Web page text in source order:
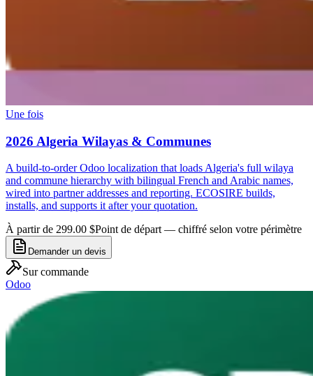
Une fois
2026 Algeria Wilayas & Communes
A build-to-order Odoo localization that loads Algeria's full wilaya
and commune hierarchy with bilingual French and Arabic names,
wired into partner addresses and reporting. ECOSIRE builds,
installs, and supports it after your quotation.
À partir de 299.00 $Point de départ — chiffré selon votre périmètre
Demander un devis
Sur commande
Odoo